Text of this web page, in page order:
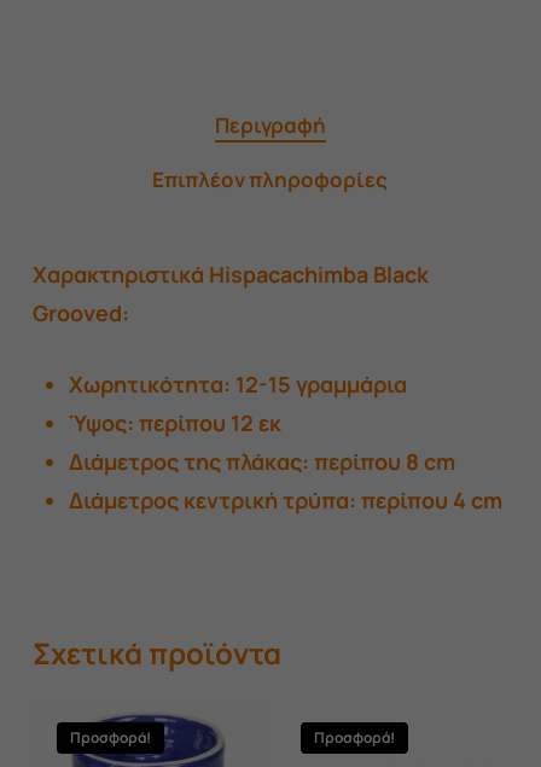
Περιγραφή
Επιπλέον πληροφορίες
Χαρακτηριστικά Hispacachimba Black
Grooved:
Χωρητικότητα: 12-15 γραμμάρια
Ύψος: περίπου 12 εκ
Διάμετρος της πλάκας: περίπου 8 cm
Διάμετρος κεντρική τρύπα: περίπου 4 cm
Σχετικά προϊόντα
Προσφορά! Προσφορά!